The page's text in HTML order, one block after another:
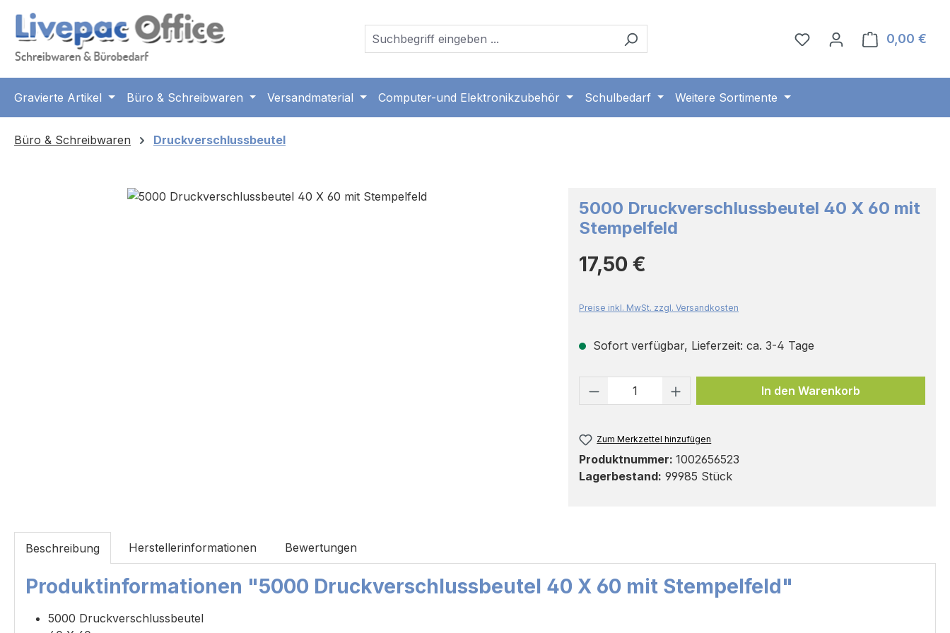
Hauptinhalt springen
Zur Suche springen
Zur Hauptnavigation springen
0,00 €
Gravierte Artikel Büro & Schreibwaren Versandmaterial Computer-und Elektronikzubehör Schulbedarf Weitere Sortimente
Büro & Schreibwaren Druckverschlussbeutel
Bildergalerie überspringen
5000 Druckverschlussbeutel 40 X 60 mit
Stempelfeld
Regulärer Preis:
17,50 €
Preise inkl. MwSt. zzgl. Versandkosten
Sofort verfügbar, Lieferzeit: ca. 3-4 Tage
Produkt Anzahl: Gib den gewünschten Wert
In den Warenkorb
Zum Merkzettel hinzufügen
Produktnummer: 1002656523
Lagerbestand: 99985 Stück
Beschreibung Herstellerinformationen Bewertungen
Produktinformationen "5000 Druckverschlussbeutel 40 X 60 mit Stempelfeld"
5000 Druckverschlussbeutel